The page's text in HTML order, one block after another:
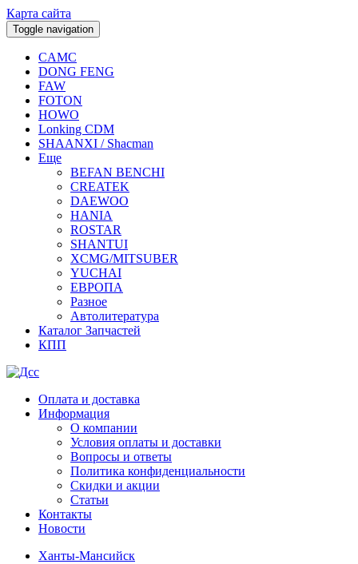
Карта сайта
Toggle navigation
CAMC
DONG FENG
FAW
FOTON
HOWO
Lonking CDM
SHAANXI / Shacman
Еще
BEFAN BENCHI
CREATEK
DAEWOO
HANIA
ROSTAR
SHANTUI
XCMG/MITSUBER
YUCHAI
ЕВРОПА
Разное
Aвтолитература
Каталог Запчастей
КПП
Оплата и доставка
Информация
О компании
Условия оплаты и доставки
Вопросы и ответы
Политика конфиденциальности
Скидки и акции
Статьи
Контакты
Новости
Ханты-Мансийск